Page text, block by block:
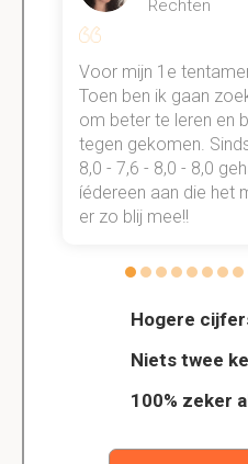
Hogere
Niets twee
100% zeker
Rechten
Voor mijn 1e
Toen ben ik gaan
om beter te leren en
tegen gekomen.
8,0 - 7,6 - 8,0 - 8,0
íédereen aan die het
er zo blij mee!!